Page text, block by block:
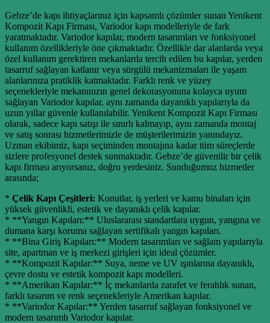
Gebze’de kapı ihtiyaçlarınız için kapsamlı çözümler sunan Yenikent
Kompozit Kapı Firması, Variodor kapı modelleriyle de fark
yaratmaktadır. Variodor kapılar, modern tasarımları ve fonksiyonel
kullanım özellikleriyle öne çıkmaktadır. Özellikle dar alanlarda veya
özel kullanım gerektiren mekanlarda tercih edilen bu kapılar, yerden
tasarruf sağlayan katlanır veya sürgülü mekanizmaları ile yaşam
alanlarınıza pratiklik katmaktadır. Farklı renk ve yüzey
seçenekleriyle mekanınızın genel dekorasyonuna kolayca uyum
sağlayan Variodor kapılar, aynı zamanda dayanıklı yapılarıyla da
uzun yıllar güvenle kullanılabilir. Yenikent Kompozit Kapı Firması
olarak, sadece kapı satışı ile sınırlı kalmayıp, aynı zamanda montaj
ve satış sonrası hizmetlerimizle de müşterilerimizin yanındayız.
Uzman ekibimiz, kapı seçiminden montajına kadar tüm süreçlerde
sizlere profesyonel destek sunmaktadır. Gebze’de güvenilir bir çelik
kapı firması arıyorsanız, doğru yerdesiniz. Sunduğumuz hizmetler
arasında;
* Çelik Kapı Çeşitleri: Konutlar, iş yerleri ve kamu binaları için
yüksek güvenlikli, estetik ve dayanıklı çelik kapılar.
* **Yangın Kapıları:** Uluslararası standartlara uygun, yangına ve
dumana karşı koruma sağlayan sertifikalı yangın kapıları.
* **Bina Giriş Kapıları:** Modern tasarımları ve sağlam yapılarıyla
site, apartman ve iş merkezi girişleri için ideal çözümler.
* **Kompozit Kapılar:** Suya, neme ve UV ışınlarına dayanıklı,
çevre dostu ve estetik kompozit kapı modelleri.
* **Amerikan Kapılar:** İç mekanlarda zarafet ve ferahlık sunan,
farklı tasarım ve renk seçenekleriyle Amerikan kapılar.
* **Variodor Kapılar:** Yerden tasarruf sağlayan fonksiyonel ve
modern tasarımlı Variodor kapılar.